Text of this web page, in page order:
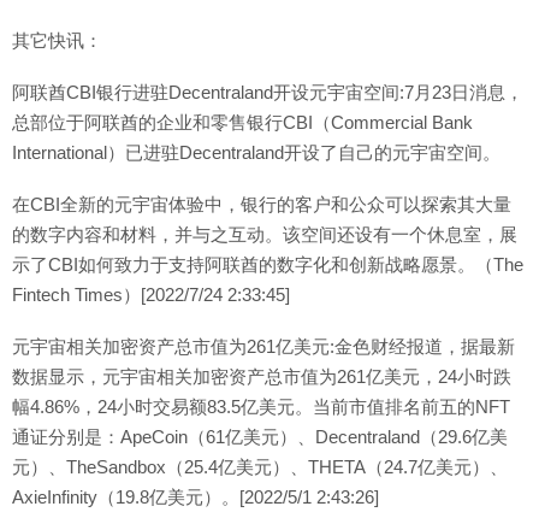
其它快讯：
阿联酋CBI银行进驻Decentraland开设元宇宙空间:7月23日消息，
总部位于阿联酋的企业和零售银行CBI（Commercial Bank
International）已进驻Decentraland开设了自己的元宇宙空间。
在CBI全新的元宇宙体验中，银行的客户和公众可以探索其大量
的数字内容和材料，并与之互动。该空间还设有一个休息室，展
示了CBI如何致力于支持阿联酋的数字化和创新战略愿景。（The
Fintech Times）[2022/7/24 2:33:45]
元宇宙相关加密资产总市值为261亿美元:金色财经报道，据最新
数据显示，元宇宙相关加密资产总市值为261亿美元，24小时跌
幅4.86%，24小时交易额83.5亿美元。当前市值排名前五的NFT
通证分别是：ApeCoin（61亿美元）、Decentraland（29.6亿美
元）、TheSandbox（25.4亿美元）、THETA（24.7亿美元）、
AxieInfinity（19.8亿美元）。[2022/5/1 2:43:26]